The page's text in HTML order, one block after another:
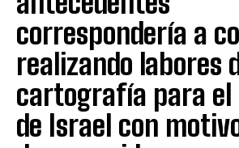
correspondería a
realizando labores
cartografía para el
de Israel con